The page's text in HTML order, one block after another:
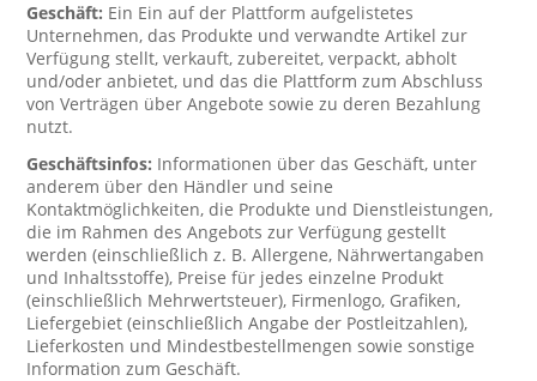
Geschäft: Ein Ein auf der Plattform aufgelistetes
Unternehmen, das Produkte und verwandte Artikel zur
Verfügung stellt, verkauft, zubereitet, verpackt, abholt
und/oder anbietet, und das die Plattform zum Abschluss
von Verträgen über Angebote sowie zu deren Bezahlung
nutzt.
Geschäftsinfos: Informationen über das Geschäft, unter
anderem über den Händler und seine
Kontaktmöglichkeiten, die Produkte und Dienstleistungen,
die im Rahmen des Angebots zur Verfügung gestellt
werden (einschließlich z. B. Allergene, Nährwertangaben
und Inhaltsstoffe), Preise für jedes einzelne Produkt
(einschließlich Mehrwertsteuer), Firmenlogo, Grafiken,
Liefergebiet (einschließlich Angabe der Postleitzahlen),
Lieferkosten und Mindestbestellmengen sowie sonstige
Information zum Geschäft.